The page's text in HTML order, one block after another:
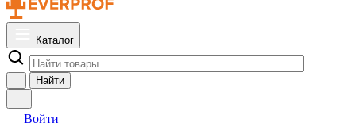
Каталог
Найти
Войти